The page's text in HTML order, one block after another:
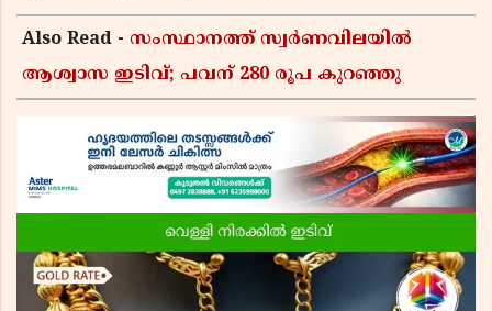
Also Read - സംസ്ഥാനത്ത് സ്വര്‍ണവിലയില്‍
ആശ്വാസ ഇടിവ്; പവന് 280 രൂപ കുറഞ്ഞു